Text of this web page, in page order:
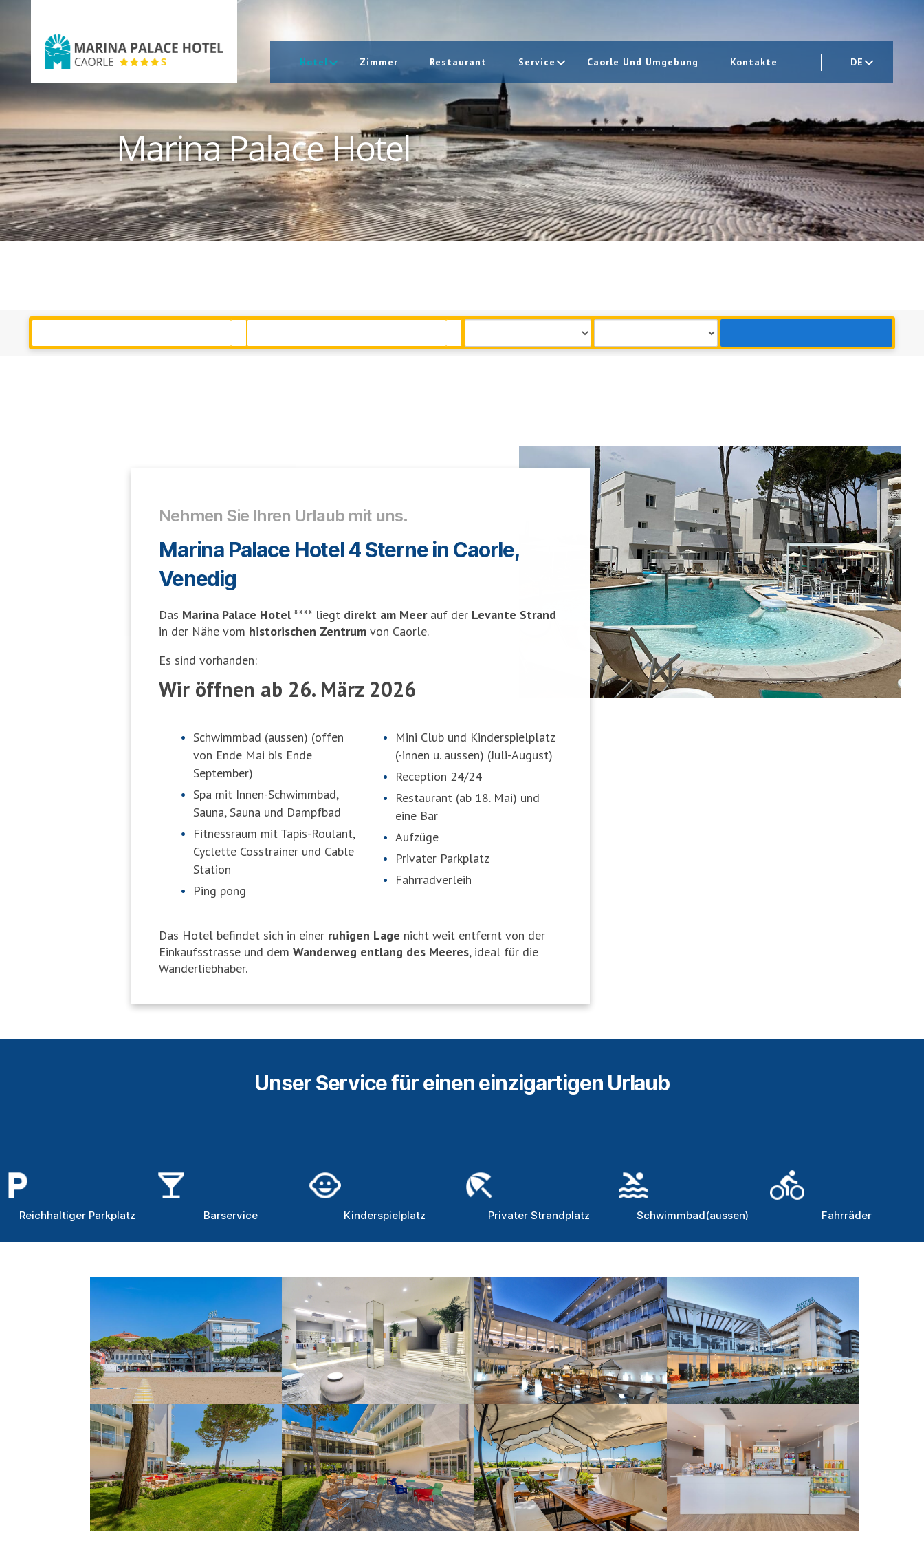
Palace
Hotel
Hotel Zimmer Restaurant Service Caorle Und Umgebung Kontakte DE
Marina Palace Hotel
Nehmen Sie Ihren Urlaub mit uns.
Marina Palace Hotel 4 Sterne in Caorle,
Venedig
Das Marina Palace Hotel **** liegt direkt am Meerauf der Levante Strand
in der Nähe vom historischen Zentrum von Caorle.
Es sind vorhanden:
Wir öffnen ab 26. März 2026
Schwimmbad (aussen) (offen
von Ende Mai bis Ende
September)
Spa mit Innen-Schwimmbad,
Sauna, Sauna und Dampfbad
Fitnessraum mit Tapis-Roulant,
Cyclette Cosstrainer und Cable
Station
Ping pong
Mini Club und Kinderspielplatz
(-innen u. aussen) (Juli-August)
Reception 24/24
Restaurant (ab 18. Mai) und
eine Bar
Aufzüge
Privater Parkplatz
Fahrradverleih
Das Hotel befindet sich in einer ruhigen Lage nicht weit entfernt von der
Einkaufsstrasse und demWanderweg entlang des Meeres, ideal für die
Wanderliebhaber.
Unser Service für einen einzigartigen Urlaub
Reichhaltiger Parkplatz Barservice Kinderspielplatz Privater Strandplatz Schwimmbad(aussen) Fahrräder